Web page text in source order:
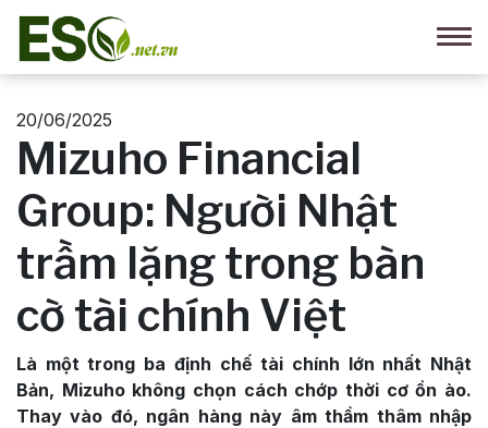
20/06/2025
Mizuho Financial
Group: Người Nhật
trầm lặng trong bàn
cờ tài chính Việt
Là một trong ba định chế tài chính lớn nhất Nhật
Bản, Mizuho không chọn cách chớp thời cơ ồn ào.
Thay vào đó, ngân hàng này âm thầm thâm nhập